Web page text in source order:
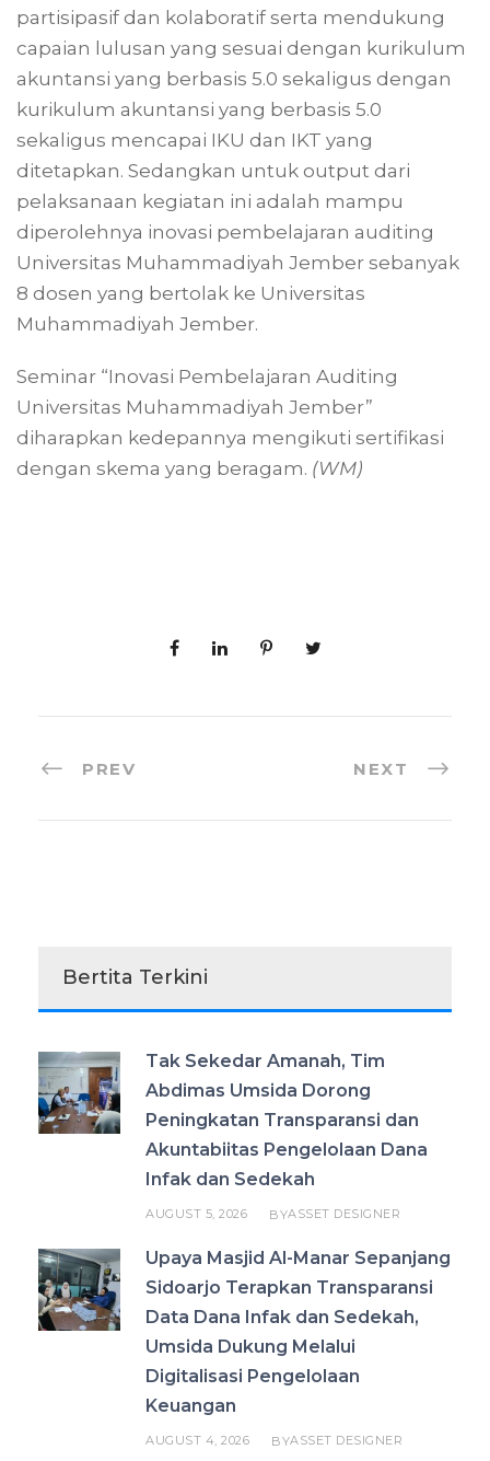
partisipasif dan kolaboratif serta mendukung
capaian lulusan yang sesuai dengan kurikulum
akuntansi yang berbasis 5.0 sekaligus dengan
kurikulum akuntansi yang berbasis 5.0
sekaligus mencapai IKU dan IKT yang
ditetapkan. Sedangkan untuk output dari
pelaksanaan kegiatan ini adalah mampu
diperolehnya inovasi pembelajaran auditing
Universitas Muhammadiyah Jember sebanyak
8 dosen yang bertolak ke Universitas
Muhammadiyah Jember.
Seminar “Inovasi Pembelajaran Auditing
Universitas Muhammadiyah Jember”
diharapkan kedepannya mengikuti sertifikasi
dengan skema yang beragam. (WM)
PREV NEXT
Bertita Terkini
Tak Sekedar Amanah, Tim
Abdimas Umsida Dorong
Peningkatan Transparansi dan
Akuntabiitas Pengelolaan Dana
Infak dan Sedekah
AUGUST 5, 2026 BYASSET DESIGNER
Upaya Masjid Al-Manar Sepanjang
Sidoarjo Terapkan Transparansi
Data Dana Infak dan Sedekah,
Umsida Dukung Melalui
Digitalisasi Pengelolaan
Keuangan
AUGUST 4, 2026 BYASSET DESIGNER